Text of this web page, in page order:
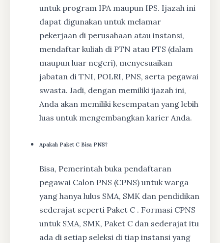
untuk program IPA maupun IPS. Ijazah ini
dapat digunakan untuk melamar
pekerjaan di perusahaan atau instansi,
mendaftar kuliah di PTN atau PTS (dalam
maupun luar negeri), menyesuaikan
jabatan di TNI, POLRI, PNS, serta pegawai
swasta. Jadi, dengan memiliki ijazah ini,
Anda akan memiliki kesempatan yang lebih
luas untuk mengembangkan karier Anda.
Apakah Paket C Bisa PNS?
Bisa, Pemerintah buka pendaftaran
pegawai Calon PNS (CPNS) untuk warga
yang hanya lulus SMA, SMK dan pendidikan
sederajat seperti Paket C . Formasi CPNS
untuk SMA, SMK, Paket C dan sederajat itu
ada di setiap seleksi di tiap instansi yang